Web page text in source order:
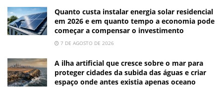
Quanto custa instalar energia solar residencial
em 2026 e em quanto tempo a economia pode
começar a compensar o investimento
7 DE AGOSTO DE 2026
A ilha artificial que cresce sobre o mar para
proteger cidades da subida das águas e criar
espaço onde antes existia apenas oceano